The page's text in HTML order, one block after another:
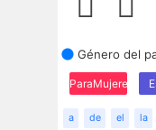
Género del
ParaMujeres
a de el la